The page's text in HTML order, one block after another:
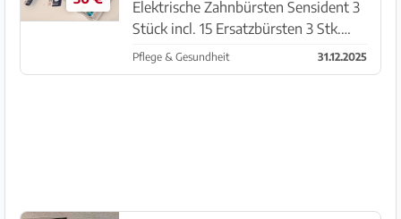
Elektrische Zahnbürsten Sensident 3
Stück incl. 15 Ersatzbürsten 3 Stk.
Elektrische Zahnbürsten von
Sensident (Müllermarkt), gebraucht.
Pflege & Gesundheit 31.12.2025